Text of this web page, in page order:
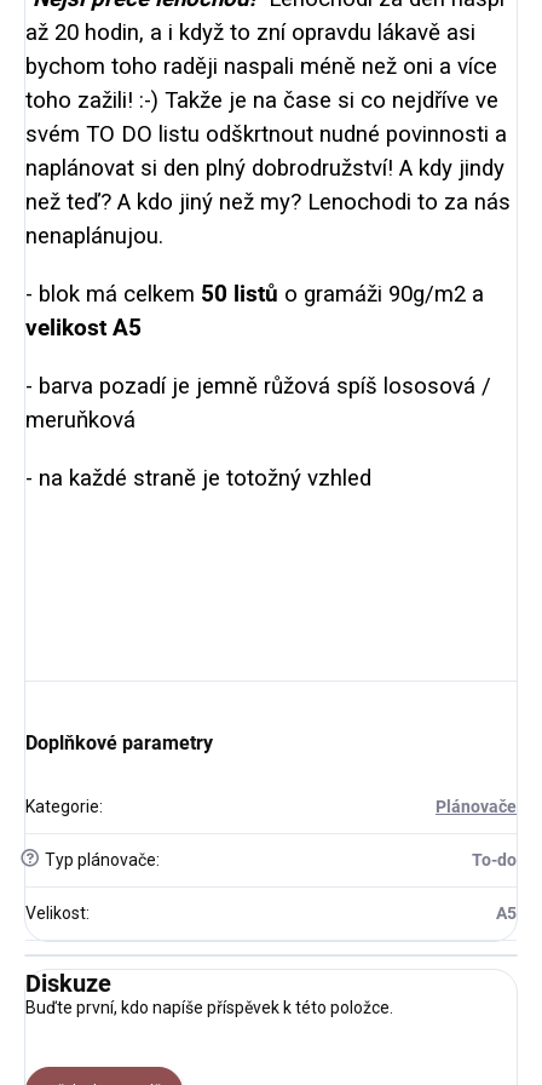
až 20 hodin, a i když to zní opravdu lákavě asi
bychom toho raději naspali méně než oni a více
toho zažili! :-) Takže je na čase si co nejdříve ve
svém TO DO listu odškrtnout nudné povinnosti a
naplánovat si den plný dobrodružství! A kdy jindy
než teď? A kdo jiný než my? Lenochodi to za nás
nenaplánujou.
- blok má celkem 50 listů o gramáži 90g/m2 a
velikost A5
- barva pozadí je jemně růžová spíš lososová /
meruňková
- na každé straně je totožný vzhled
Doplňkové parametry
Kategorie: Plánovače
? Typ plánovače: To-do
Velikost: A5
Diskuze
Buďte první, kdo napíše příspěvek k této položce.